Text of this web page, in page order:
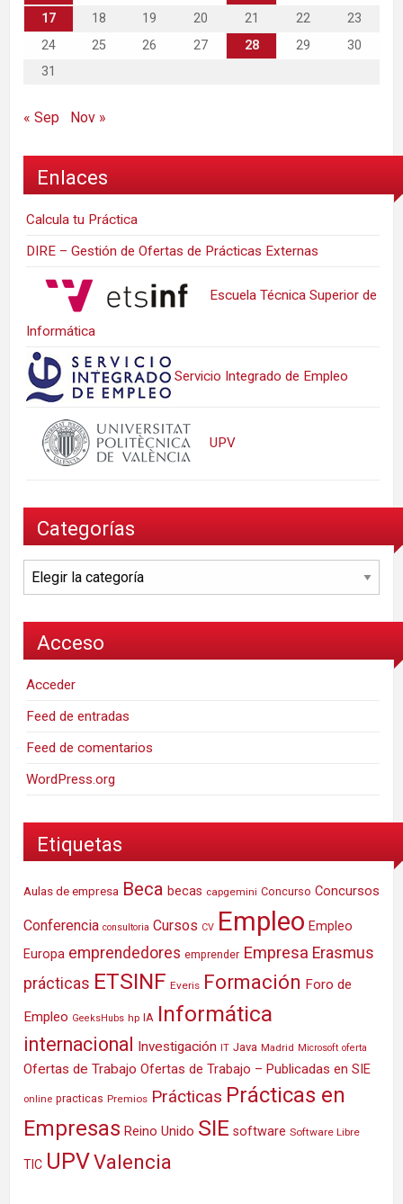
17
18 19 20 21 22
23
24
25 26 27 28 29
30
31
« Sep Nov »
Enlaces
Calcula tu Práctica
DIRE – Gestión de Ofertas de Prácticas Externas
Escuela Técnica Superior de
Informática
Servicio Integrado de Empleo
UPV
Categorías
Categorías
Acceso
Acceder
Feed de entradas
Feed de comentarios
WordPress.org
Etiquetas
Aulas de empresa Beca becas capgemini Concurso Concursos
Conferencia consultoria Cursos CV Empleo Empleo
Europa emprendedores emprender Empresa Erasmus
prácticas ETSINF Everis Formación Foro de
Empleo GeeksHubs hp IA Informática
internacional Investigación IT Java Madrid Microsoft oferta
Ofertas de Trabajo Ofertas de Trabajo – Publicadas en SIE
online practicas Premios Prácticas Prácticas en
Empresas Reino Unido SIE software Software Libre
TIC UPVValencia